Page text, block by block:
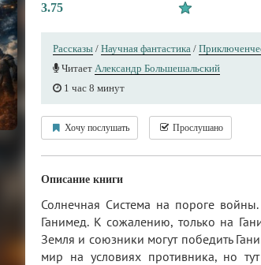
3.75
Рассказы / Научная фантастика /
Читает Александр Большешальский
1 час 8 минут
Хочу послушать Прослушано
Описание книги
Солнечная Система на пороге
Ганимед. К сожалению, только на
Земля и союзники могут победить
мир на условиях противника, но